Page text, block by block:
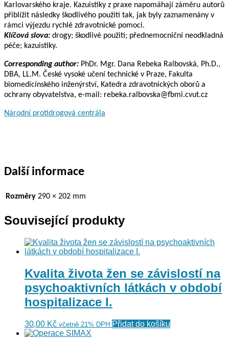
Karlovarského kraje. Kazuistiky z praxe napomáhají záměru autorů
přiblížit následky škodlivého použití tak, jak byly zaznamenány v
rámci výjezdu rychlé zdravotnické pomoci.
Klíčová slova: drogy; škodlivé použití; přednemocniční neodkladná
péče; kazuistiky.
Corresponding author: PhDr. Mgr. Dana Rebeka Ralbovská, Ph.D.,
DBA, LL.M. České vysoké učení technické v Praze, Fakulta
biomedicínského inženýrství, Katedra zdravotnických oborů a
ochrany obyvatelstva, e-mail: rebeka.ralbovska@fbmi.cvut.cz
Národní protidrogová centrála
Další informace
Rozměry 290 × 202 mm
Související produkty
Kvalita života žen se závislostí na
psychoaktivních látkách v období
hospitalizace I.
30,00 Kč včetně 21% DPH Přidat do košíku